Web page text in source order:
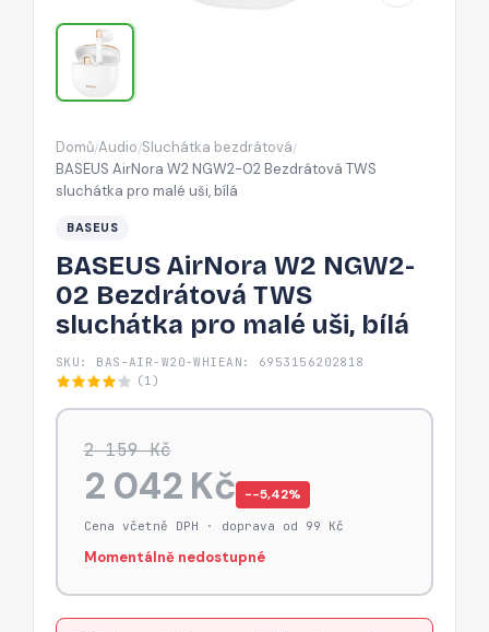
bílá
Domů/Audio/Sluchátka bezdrátová/
BASEUS AirNora W2 NGW2-02 Bezdrátová TWS
sluchátka pro malé uši, bílá
BASEUS
BASEUS AirNora W2 NGW2-
02 Bezdrátová TWS
sluchátka pro malé uši, bílá
SKU: BAS-AIR-W20-WHI EAN: 6953156202818
(1)
2 159 Kč
2 042 Kč −-5,42%
Cena včetně DPH · doprava od 99 Kč
Momentálně nedostupné